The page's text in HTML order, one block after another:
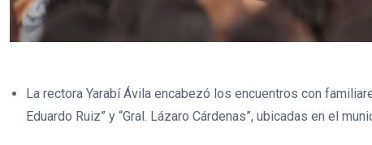
La rectora Yarabí Ávila encabezó los encuentros con
Eduardo Ruiz” y “Gral. Lázaro Cárdenas”, ubicadas en el